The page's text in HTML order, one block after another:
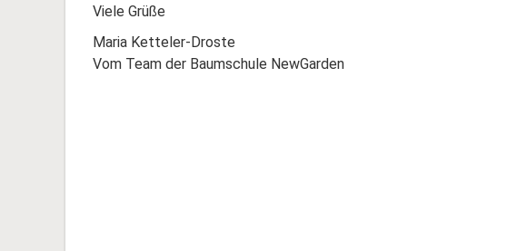
Viele Grüße
Maria Ketteler-Droste
Vom Team der Baumschule NewGarden